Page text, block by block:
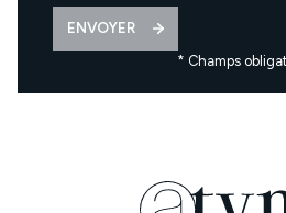
ENVOYER
* Champs